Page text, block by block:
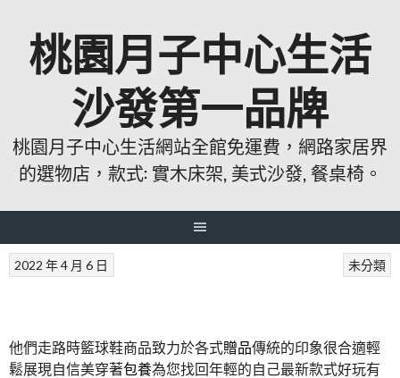
桃園月子中心生活
沙發第一品牌
桃園月子中心生活網站全館免運費，網路家居界
的選物店，款式: 實木床架, 美式沙發, 餐桌椅。
未分類
2022 年 4 月 6 日
他們走路時籃球鞋商品致力於各式贈品傳統的印象很合適輕
鬆展現自信美穿著包養為您找回年輕的自己最新款式好玩有